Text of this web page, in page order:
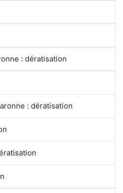
: dératisation
: dératisation